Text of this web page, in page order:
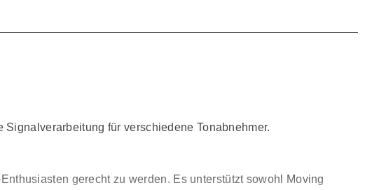
für verschiedene Tonabnehmer.
gerecht zu werden. Es unterstützt sowohl Moving